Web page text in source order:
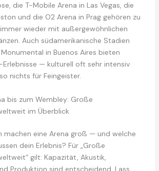
die T-Mobile Arena in Las Vegas, die
und die O2 Arena in Prag gehören zu
wieder mit außergewöhnlichen
Auch südamerikanische Stadien
in Buenos Aires bieten
Erlebnisse — kulturell oft sehr intensiv
nichts für Feingeister.
bis zum Wembley: Große
im Überblick
machen eine Arena groß — und welche
dein Erlebnis? Für „Große
gilt: Kapazität, Akustik,
Produktion sind entscheidend. Lass